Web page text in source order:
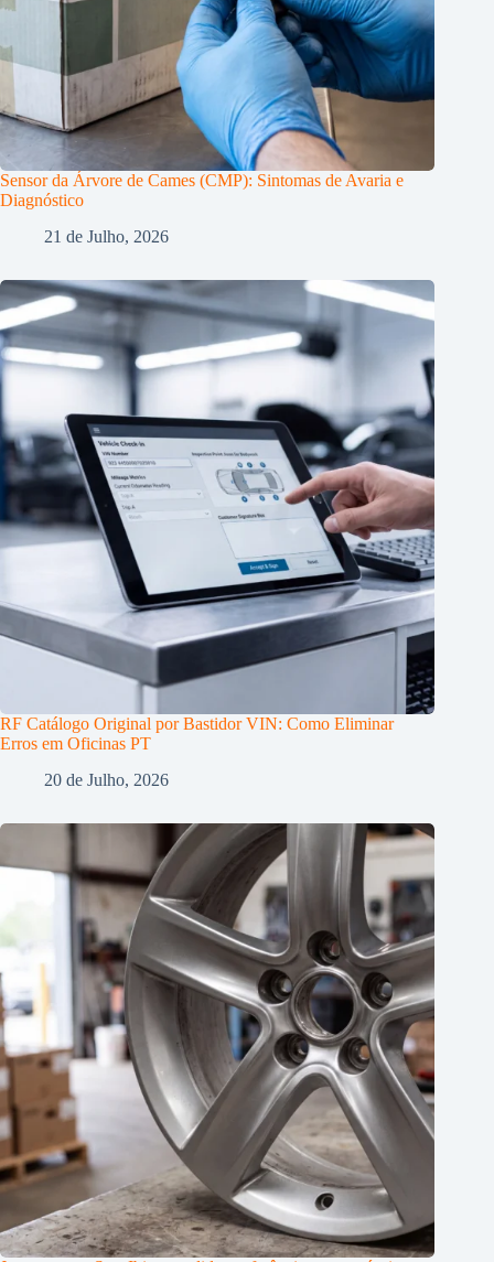
Sensor da Árvore de Cames (CMP): Sintomas de Avaria e
Diagnóstico
21 de Julho, 2026
RF Catálogo Original por Bastidor VIN: Como Eliminar
Erros em Oficinas PT
20 de Julho, 2026